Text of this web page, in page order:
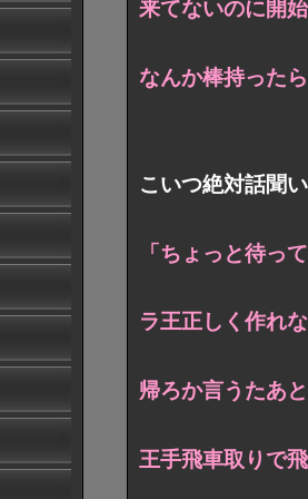
来てないのに開
なんか棒持った
こいつ絶対話聞
「ちょっと待っ
ラ王正しく作れ
帰ろか言うたあ
王手飛車取りで